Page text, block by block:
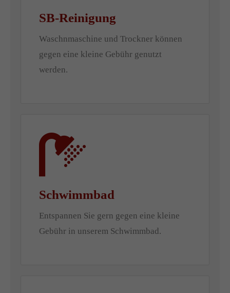
SB-Reinigung
Waschnmaschine und Trockner können
gegen eine kleine Gebühr genutzt
werden.
Schwimmbad
Entspannen Sie gern gegen eine kleine
Gebühr in unserem Schwimmbad.